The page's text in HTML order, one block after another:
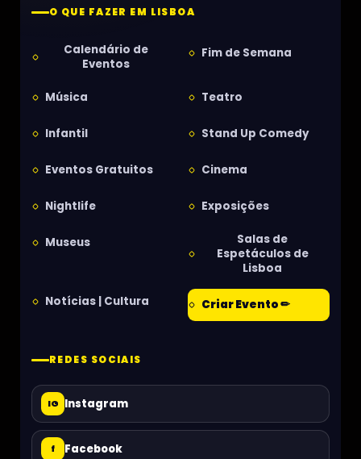
O QUE FAZER EM LISBOA
Calendário de
Eventos
Fim de Semana
Música Teatro
Infantil Stand Up Comedy
Eventos Gratuitos Cinema
Nightlife Exposições
Museus
Salas de
Espetáculos de
Lisboa
Notícias | Cultura Criar Evento ✏
REDES SOCIAIS
IG Instagram
f Facebook